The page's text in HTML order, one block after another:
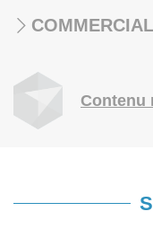
COMMERCIAL
Contenu